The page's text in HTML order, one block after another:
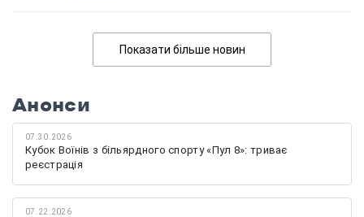
Показати більше новин
Анонси
07.30.2026
Кубок Воїнів з більярдного спорту «Пул 8»: триває
реєстрація
07.22.2026